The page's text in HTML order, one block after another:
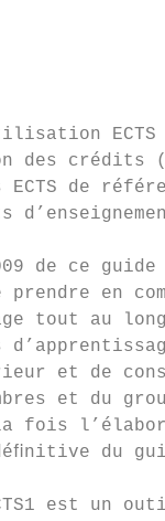
des crédits
ECTS de
de ce
en
tout au
et de
et du
la fois
du
est un